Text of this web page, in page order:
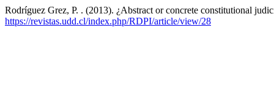
Rodríguez Grez, P. . (2013). ¿Abstract or concrete constitutional
https://revistas.udd.cl/index.php/RDPI/article/view/28